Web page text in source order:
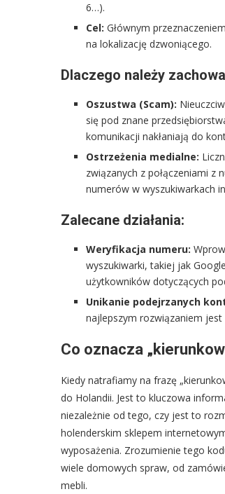
6…).
Cel: Głównym
na lokalizację dzwoniącego.
Dlaczego należy
Oszustwa (Scam):
się pod znane
komunikacji nakłaniają do
Ostrzeżenia medialne:
związanych z połączeniami z
numerów w wyszukiwarkach
Zalecane działania:
Weryfikacja numeru:
wyszukiwarki, takiej jak
użytkowników dotyczących
Unikanie podejrzanych
najlepszym rozwiązaniem
Co oznacza
Kiedy natrafiamy na frazę
do Holandii. Jest to kluczowa
niezależnie od tego, czy jest to
holenderskim sklepem
wyposażenia. Zrozumienie tego
wiele domowych spraw, od
mebli.